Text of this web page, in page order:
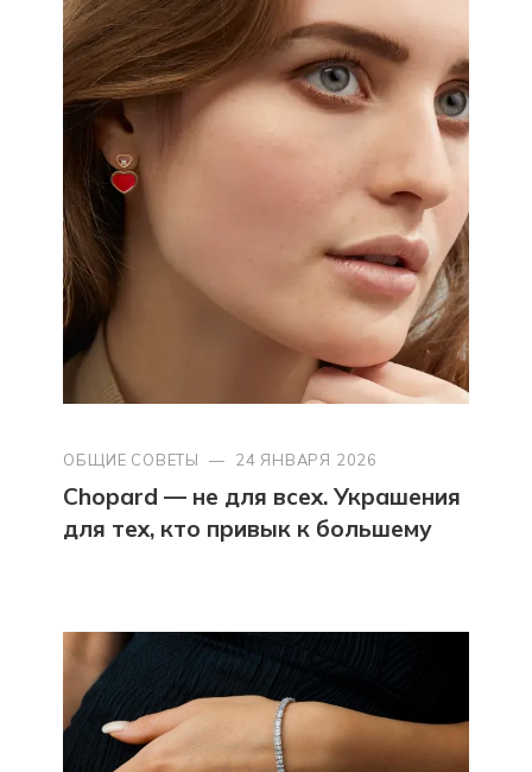
ОБЩИЕ СОВЕТЫ — 24 ЯНВАРЯ 2026
Chopard — не для всех. Украшения
для тех, кто привык к большему